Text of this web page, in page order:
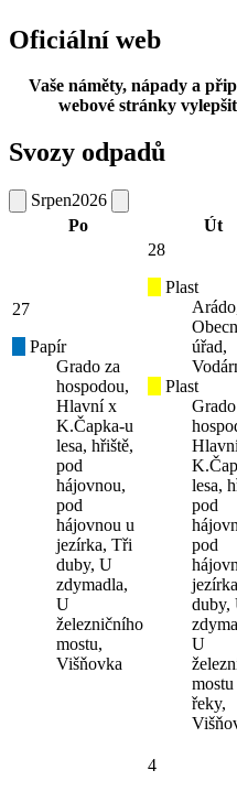
Oficiální web
Vaše náměty, nápady a
webové stránky
Svozy odpadů
Srpen2026
Po
Út
27
Papír
Grado za
hospodou,
Hlavní x
K.Čapka-u
lesa, hřiště,
pod
hájovnou,
pod
hájovnou u
jezírka, Tři
duby, U
zdymadla,
U
železničního
mostu,
Višňovka
28
Plast
úřad,
Plast
lesa,
pod
pod
duby,
U
mostu
řeky,
4